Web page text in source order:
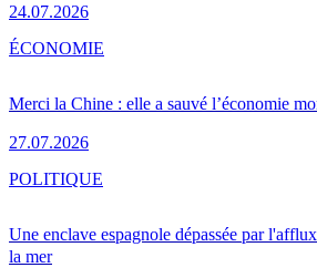
24.07.2026
Merci la Chine : elle a sauvé l’économie
27.07.2026
ÉCONOMIE
Une enclave espagnole dépassée par
la mer
POLITIQUE